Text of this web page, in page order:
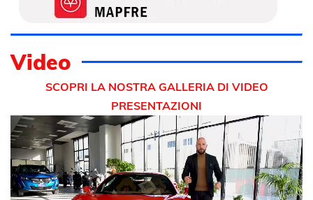
Video
SCOPRI LA NOSTRA GALLERIA DI VIDEO
PRESENTAZIONI